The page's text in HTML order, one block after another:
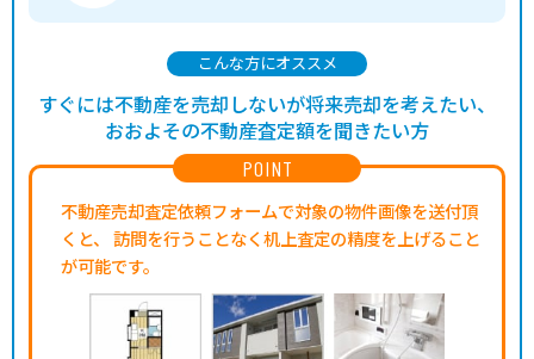
POINT
不動産売却査定依頼フォームで対象の物件画像を送付頂
くと、
訪問を行うことなく机上査定の精度を上げること
が可能です。
こんな方にオススメ
すぐには不動産を売却しないが将来売却を考えたい、
おおよその不動産査定額を聞きたい方